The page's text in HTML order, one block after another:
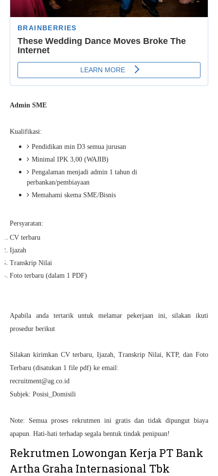
Admin SME
Kualifikasi:
Pendidikan min D3 semua jurusan
Minimal IPK 3,00 (WAJIB)
Pengalaman menjadi admin 1 tahun di
perbankan/pembiayaan
Memahami skema SME/Bisnis
Persyaratan:
CV terbaru
Ijazah
Transkrip Nilai
Foto terbaru (dalam 1 PDF)
Apabila anda tertarik untuk melamar pekerjaan ini, silakan ikuti
prosedur berikut
Silakan kirimkan CV terbaru, Ijazah, Transkrip Nilai, KTP, dan Foto
Terbaru (disatukan 1 file pdf) ke email:
recruitment@ag.co.id
Subjek: Posisi_Domisili
Note: Semua proses rekrutmen ini gratis dan tidak dipungut biaya
apapun. Hati-hati terhadap segala bentuk tindak penipuan!
Rekrutmen Lowongan Kerja PT Bank
Artha Graha Internasional Tbk